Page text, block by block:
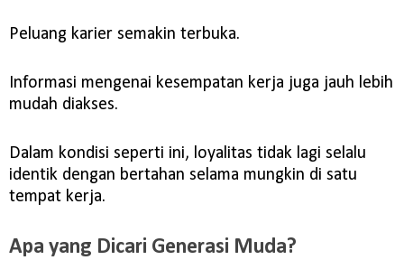
Peluang karier semakin terbuka.
Informasi mengenai kesempatan kerja juga jauh lebih
mudah diakses.
Dalam kondisi seperti ini, loyalitas tidak lagi selalu
identik dengan bertahan selama mungkin di satu
tempat kerja.
Apa yang Dicari Generasi Muda?